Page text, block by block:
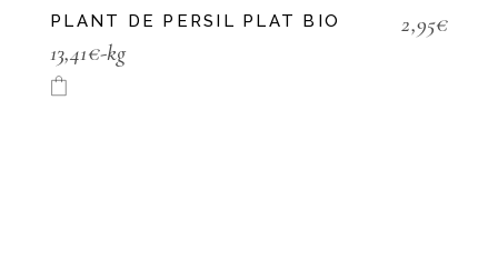
PLANT DE PERSIL PLAT BIO 2,95€
13,41€-kg